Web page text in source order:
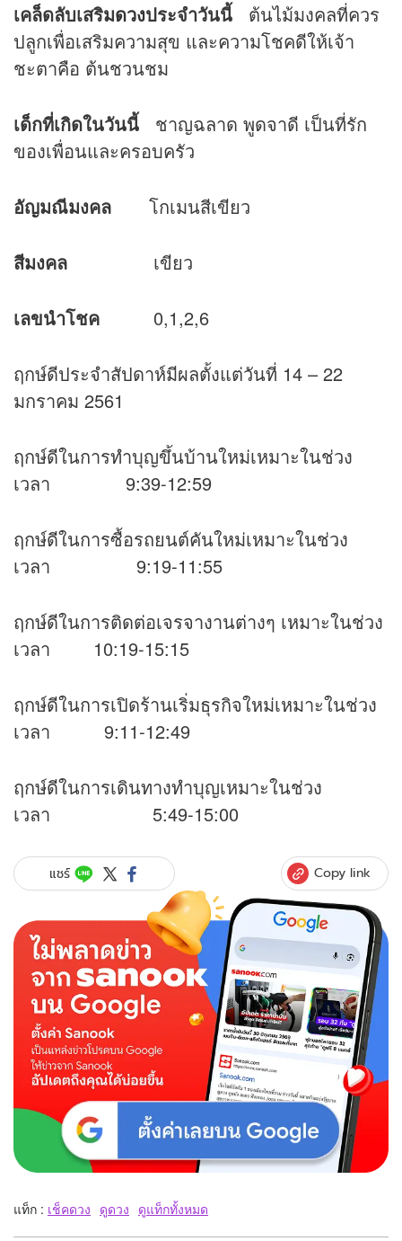
เคล็ดลับเสริมดวงประจำวันนี้
ต้นไม้มงคลที่ควร
ปลูกเพื่อเสริมความสุข และความโชคดีให้เจ้า
ชะตาคือ ต้นชวนชม
เด็กที่เกิดในวันนี้
ชาญฉลาด พูดจาดี เป็นที่รัก
ของเพื่อนและครอบครัว
อัญมณีมงคล โกเมนสีเขียว
สีมงคล เขียว
เลขนำโชค 0,1,2,6
ฤกษ์ดีประจำสัปดาห์มีผลตั้งแต่วันที่ 14 – 22
มกราคม 2561
ฤกษ์ดีในการทำบุญขึ้นบ้านใหม่เหมาะในช่วง
เวลา 9:39-12:59
ฤกษ์ดีในการซื้อรถยนต์คันใหม่เหมาะในช่วง
เวลา 9:19-11:55
ฤกษ์ดีในการติดต่อเจรจางานต่างๆ เหมาะในช่วง
เวลา 10:19-15:15
ฤกษ์ดีในการเปิดร้านเริ่มธุรกิจใหม่เหมาะในช่วง
เวลา 9:11-12:49
ฤกษ์ดีในการเดินทางทำบุญเหมาะในช่วง
เวลา 5:49-15:00
แชร์ Copy link
แท็ก : เช็คดวง ดูดวง ดูแท็กทั้งหมด